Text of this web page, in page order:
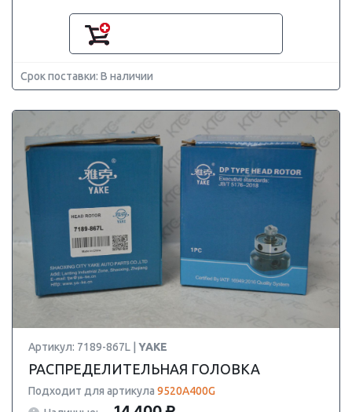
Срок поставки: В наличии
Артикул: 7189-867L | YAKE
РАСПРЕДЕЛИТЕЛЬНАЯ ГОЛОВКА
Подходит для артикула 9520A400G